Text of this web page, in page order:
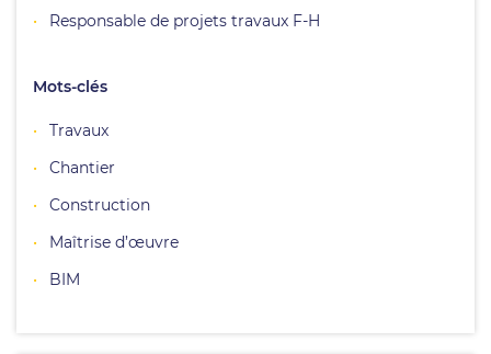
Responsable de projets travaux F-H
Mots-clés
Travaux
Chantier
Construction
Maîtrise d’œuvre
BIM